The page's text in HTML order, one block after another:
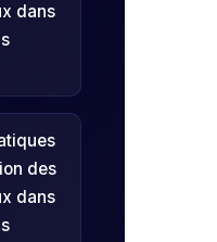
dans
des
dans